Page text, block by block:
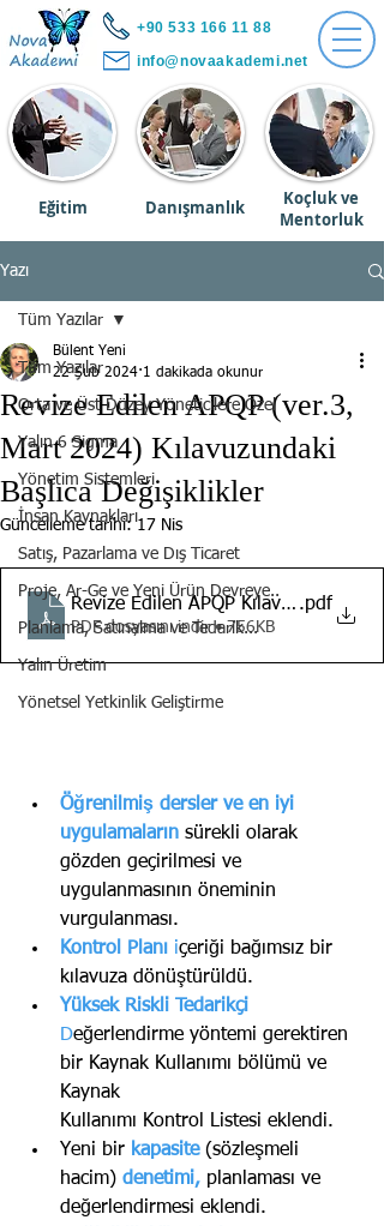
+90 533 166 11 88
info@novaakademi.net
Eğitim Danışmanlık
Koçluk ve
Mentorluk
Yazı
Tüm Yazılar
Orta ve Üst Düzey Yöneticilere Özel
Yalın 6 Sigma
Yönetim Sistemleri
İnsan Kaynakları
Satış, Pazarlama ve Dış Ticaret
Proje, Ar-Ge ve Yeni Ürün Devreye..
Planlama, Satınalma ve Tedarik...
Yalın Üretim
Yönetsel Yetkinlik Geliştirme
Tüm Yazılar
Revize Edilen APQP (ver.3,
Mart 2024) Kılavuzundaki
Başlıca Değişiklikler
Bülent Yeni
22 Şub 2024 1 dakikada okunur
Güncelleme tarihi:17 Nis
Revize Edilen APQP Kılavuzundaki
.pdf
PDF dosyasını indir • 756KB
Öğrenilmiş dersler ve en iyi
uygulamaların sürekli olarak
gözden geçirilmesi ve
uygulanmasının öneminin
vurgulanması.
Kontrol Planı içeriği bağımsız bir
kılavuza dönüştürüldü.
Yüksek Riskli Tedarikçi
Değerlendirme yöntemi gerektiren
bir Kaynak Kullanımı bölümü ve
Kaynak
Kullanımı Kontrol Listesi eklendi.
Yeni bir kapasite (sözleşmeli
hacim) denetimi, planlaması ve
değerlendirmesi eklendi.